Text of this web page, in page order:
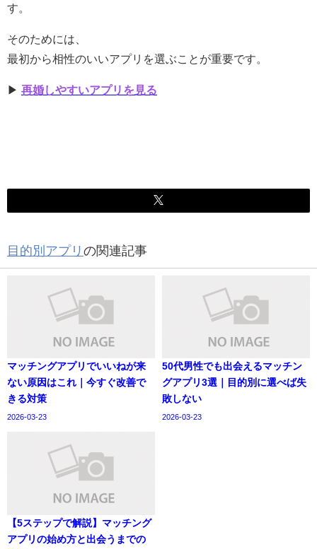
す。
そのためには、
最初から相性のいいアプリを選ぶことが重要です。
▶ 再婚しやすいアプリを見る
目的別アプリ の関連記事
マッチングアプリでいいねが来
ない原因はこれ｜今すぐ改善で
きる対策
2026-03-23
50代男性でも出会えるマッチン
グアプリ3選｜目的別に選べば失
敗しない
2026-03-23
【5ステップで解説】マッチング
アプリの始め方と出会うまでの